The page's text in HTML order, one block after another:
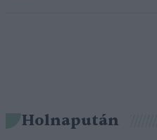
Holnapután